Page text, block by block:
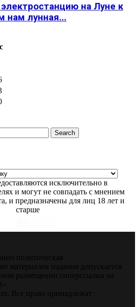
на Луне к
нам лунная...
Search
исключительно в
и могут не совпадать с мнением
и предназначены для лиц 18 лет и
старше
политическая
материалов издания допускается
размещении гиперссылки на
Все права принадлежат